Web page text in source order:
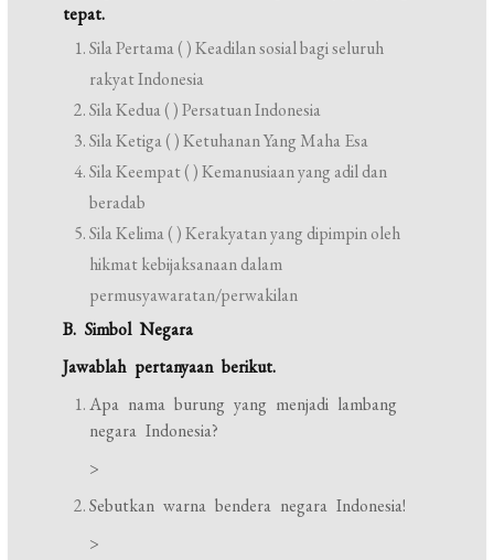
tepat.
Sila Pertama ( ) Keadilan sosial bagi seluruh
rakyat Indonesia
Sila Kedua ( ) Persatuan Indonesia
Sila Ketiga ( ) Ketuhanan Yang Maha Esa
Sila Keempat ( ) Kemanusiaan yang adil dan
beradab
Sila Kelima ( ) Kerakyatan yang dipimpin oleh
hikmat kebijaksanaan dalam
permusyawaratan/perwakilan
B. Simbol Negara
Jawablah pertanyaan berikut.
Apa nama burung yang menjadi lambang
negara Indonesia?
>
Sebutkan warna bendera negara Indonesia!
>